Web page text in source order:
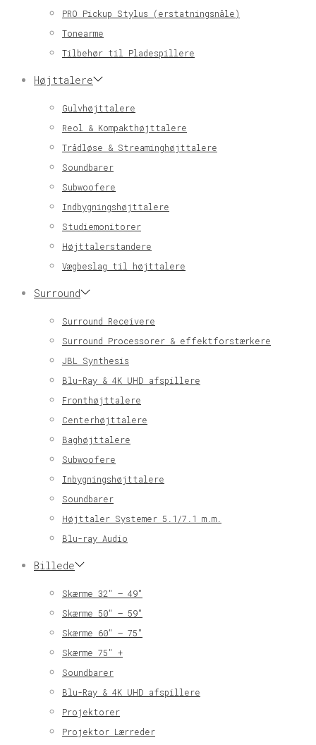
PRO Pickup Stylus (erstatningsnåle)
Tonearme
Tilbehør til Pladespillere
Højttalere
Gulvhøjttalere
Reol & Kompakthøjttalere
Trådløse & Streaminghøjttalere
Soundbarer
Subwoofere
Indbygningshøjttalere
Studiemonitorer
Højttalerstandere
Vægbeslag til højttalere
Surround
Surround Receivere
Surround Processorer & effektforstærkere
JBL Synthesis
Blu-Ray & 4K UHD afspillere
Fronthøjttalere
Centerhøjttalere
Baghøjttalere
Subwoofere
Inbygningshøjttalere
Soundbarer
Højttaler Systemer 5.1/7.1 m.m.
Blu-ray Audio
Billede
Skærme 32″ – 49″
Skærme 50″ – 59″
Skærme 60″ – 75″
Skærme 75″ +
Soundbarer
Blu-Ray & 4K UHD afspillere
Projektorer
Projektor Lærreder